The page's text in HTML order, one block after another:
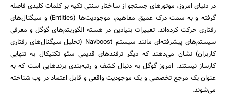
در دنیای امروز، موتورهای جستجو از ساختار سنتی تکیه بر کلمات کلیدی فاصله
گرفته و به سمت درک عمیق مفاهیم، موجودیت‌ها (Entities) و سیگنال‌های
رفتاری حرکت کرده‌اند. تغییرات بنیادین در هسته الگوریتم‌های گوگل و معرفی
سیستم‌های پیشرفته‌ای مانند سیستم Navboost (تحلیل سیگنال‌های رفتاری
کاربران) نشان می‌دهند که دیگر ترفندهای قدیمی سئو تکنیکال به تنهایی
کارساز نیستند. امروز گوگل به دنبال کشف و رتبه‌بندی برندهایی است که به
عنوان یک مرجع تخصصی و یک موجودیت واقعی و قابل اعتماد در وب شناخته
می‌شوند.